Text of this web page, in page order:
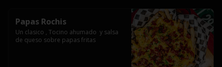
Papas Rochis
Un clasico , Tocino ahumado  y salsa
de queso sobre papas fritas